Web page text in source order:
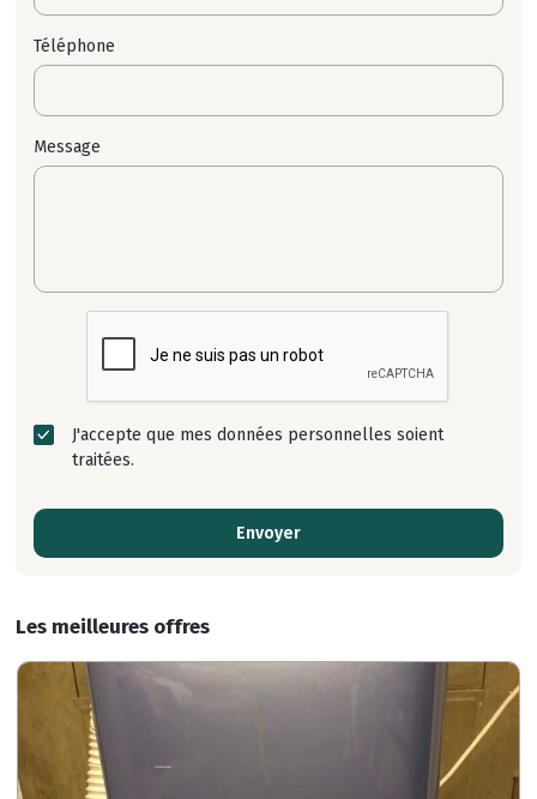
Téléphone
Message
J'accepte que mes données personnelles soient
traitées.
Envoyer
Les meilleures offres